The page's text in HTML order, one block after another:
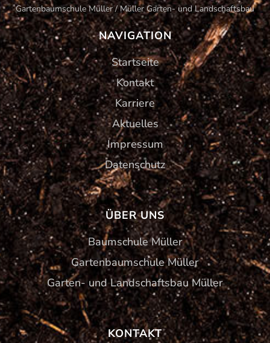
Gartenbaumschule Müller / Müller Garten- und Landschaftsbau
NAVIGATION
Startseite
Kontakt
Karriere
Aktuelles
Impressum
Datenschutz
ÜBER UNS
Baumschule Müller
Gartenbaumschule Müller
Garten- und Landschaftsbau Müller
KONTAKT